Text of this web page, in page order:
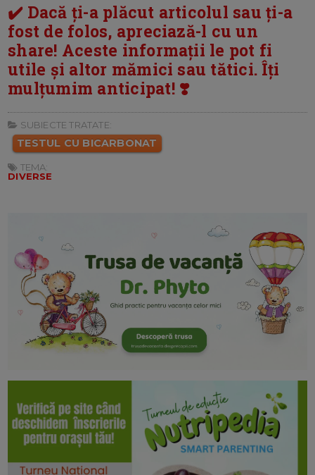
✔️ Dacă ți-a plăcut articolul sau ți-a
fost de folos, apreciază-l cu un
share! Aceste informații le pot fi
utile și altor mămici sau tătici. Îți
mulțumim anticipat! ❣️
SUBIECTE TRATATE:
TESTUL CU BICARBONAT
TEMA:
DIVERSE